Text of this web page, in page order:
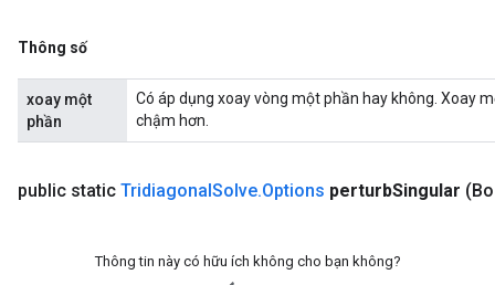
Thông số
xoay một
phần
Có áp dụng xoay vòng một phần hay không. Xoay
chậm hơn.
public static TridiagonalSolve.Options perturbSingular
Thông tin này có hữu ích không cho bạn không?